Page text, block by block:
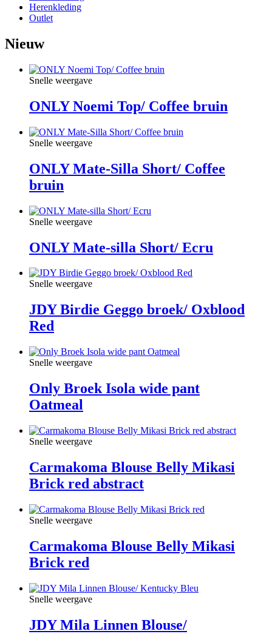
Herenkleding
Outlet
Nieuw
Snelle weergave
ONLY Noemi Top/ Coffee bruin
Snelle weergave
ONLY Mate-Silla Short/ Coffee
bruin
Snelle weergave
ONLY Mate-silla Short/ Ecru
Snelle weergave
JDY Birdie Geggo broek/ Oxblood
Red
Snelle weergave
Only Broek Isola wide pant
Oatmeal
Snelle weergave
Carmakoma Blouse Belly Mikasi
Brick red abstract
Snelle weergave
Carmakoma Blouse Belly Mikasi
Brick red
Snelle weergave
JDY Mila Linnen Blouse/